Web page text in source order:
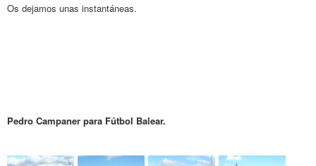
Os dejamos unas instantáneas.
Pedro Campaner para Fútbol Balear.